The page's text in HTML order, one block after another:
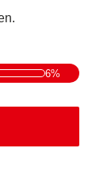
6%